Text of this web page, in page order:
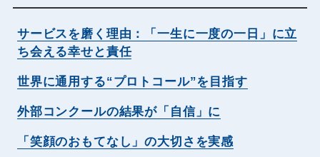
サービスを磨く理由：「一生に一度の一日」に立
ち会える幸せと責任
世界に通用する“プロトコール”を目指す
外部コンクールの結果が「自信」に
「笑顔のおもてなし」の大切さを実感